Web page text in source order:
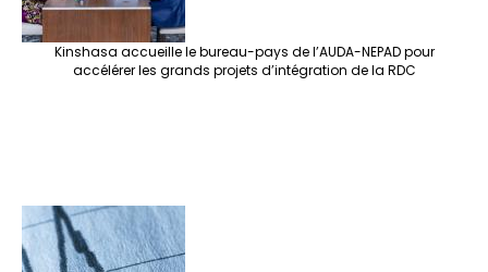
Kinshasa accueille le bureau-pays de l’AUDA-NEPAD pour
accélérer les grands projets d’intégration de la RDC